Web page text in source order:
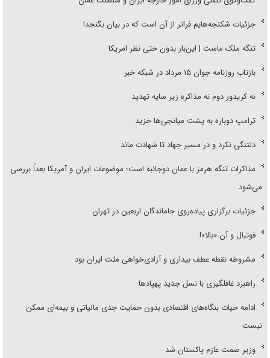
جزئیات شکنجه‌هایم فراتر از آن است که در بیان بگنجد!
تنگه ملک ماست | این‌بار بدون حتی نظر امریکا
بازتاب روزنامه جوان ۱۵ مرداد در شبکه خبر
نه کریدور دوم نه مذاکره زیر سایه تهدید
ترامپ دوباره به پشت میانجی‌ها خزید
دلتنگی نکرد و در مسیر جهاد تا شهادت ماند
مذاکرات تنگه هرمز با عمان دوجانبه است؛ موضوعات ایران و آمریکا بعداً بررسی
می‌شود
جزئیات برگزاری پیاده‌روی جاماندگان اربعین در تهران
فوتبال و آن «بالا»!
مشروطه نقطه عطف بیداری و آزادی‌خواهی ملت ایران بود
راهبرد غافلگیری با نسل جدید پهپاد‌ها
ادامه حیات بنگاه‌های اقتصادی بدون حمایت جدی مالیاتی و بیمه‌ای ممکن
نیست
وزیر صمت عازم پاکستان شد